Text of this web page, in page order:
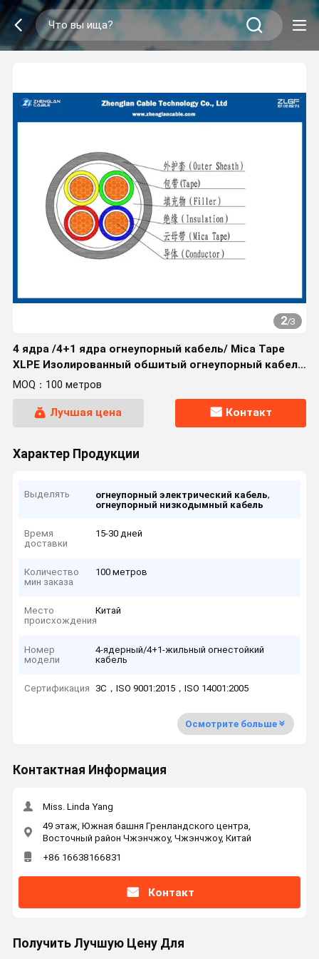
2/3
4 ядра /4+1 ядра огнеупорный кабель/ Mica Tape
XLPE Изолированный обшитый огнеупорный кабель
((Не бронированный))
MOQ：100 метров
Лучшая цена Контакт
Характер Продукции
Выделять огнеупорный электрический кабель,
огнеупорный низкодымный кабель
Время
доставки
15-30 дней
Количество
мин заказа
100 метров
Место
происхождения
Китай
Номер
модели
4-ядерный/4+1-жильный огнестойкий
кабель
Сертификация 3C，ISO 9001:2015，ISO 14001:2005
Осмотрите больше
Контактная Информация
Miss. Linda Yang
49 этаж, Южная башня Гренландского центра,
Восточный район Чжэнчжоу, Чжэнчжоу, Китай
+86 16638166831
Контакт
Получить Лучшую Цену Для